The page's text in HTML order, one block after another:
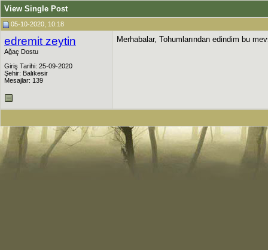
View Single Post
05-10-2020, 10:18
edremit zeytin
Ağaç Dostu
Giriş Tarihi: 25-09-2020
Şehir: Balıkesir
Mesajlar: 139
Merhabalar, Tohumlarından edindim bu